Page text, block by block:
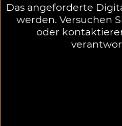
Das angeforderte
werden. Versuchen
oder